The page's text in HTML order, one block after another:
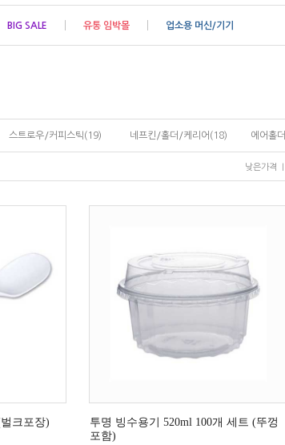
BIG SALE 유통 임박몰 업소용 머신/기기
스트로우/커피스틱(19) 네프킨/홀더/케리어(18) 에어홀더
낮은가격
크포장)
투명 빙수용기 520ml 100개 세트 (뚜껑
포함)